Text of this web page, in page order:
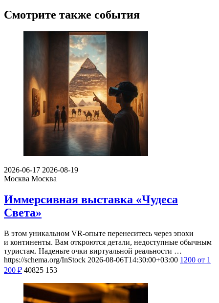
Смотрите также события
2026-06-17 2026-08-19
Москва Москва
Иммерсивная выставка «Чудеса
Света»
В этом уникальном VR-опыте перенеситесь через эпохи
и континенты. Вам откроются детали, недоступные обычным
туристам. Наденьте очки виртуальной реальности …
https://schema.org/InStock 2026-08-06T14:30:00+03:00 1200 от 1
200 ₽ 40825 153